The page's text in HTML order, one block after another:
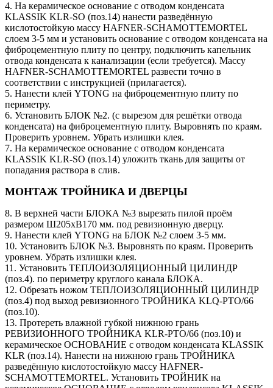
4. На керамическое основание с отводом конденсата
KLASSIK KLR-SO (поз.14) нанести разведённую
кислотостойкую массу HAFNER-SCHAMOTTEMORTEL
слоем 3-5 мм и установить основание с отводом конденсата на
фиброцементную плиту по центру, подключить капельник
отвода конденсата к канализации (если требуется). Массу
HAFNER-SCHAMOTTEMORTEL развести точно в
соответствии с инструкцией (прилагается).
5. Нанести клей YTONG на фиброцементную плиту по
периметру.
6. Установить БЛОК №2. (с вырезом для решётки отвода
конденсата) на фиброцементную плиту. Выровнять по краям.
Проверить уровнем. Убрать излишки клея.
7. На керамическое основание с отводом конденсата
KLASSIK KLR-SO (поз.14) уложить ткань для защиты от
попадания раствора в слив.
МОНТАЖ ТРОЙНИКА И ДВЕРЦЫ
8. В верхней части БЛОКА №3 вырезать пилой проём
размером Ш205хВ170 мм. под ревизионную дверцу.
9. Нанести клей YTONG на БЛОК №2 слоем 3-5 мм.
10. Установить БЛОК №3. Выровнять по краям. Проверить
уровнем. Убрать излишки клея.
11. Установить ТЕПЛОИЗОЛЯЦИОННЫЙ ЦИЛИНДР
(поз.4). по периметру круглого канала БЛОКА.
12. Обрезать ножом ТЕПЛОИЗОЛЯЦИОННЫЙ ЦИЛИНДР
(поз.4) под выход ревизионного ТРОЙНИКА KLQ-PTO/66
(поз.10).
13. Протереть влажной губкой нижнюю грань
РЕВИЗИОННОГО ТРОЙНИКА KLR-PTO/66 (поз.10) и
керамическое ОСНОВАНИЕ с отводом конденсата KLASSIK
KLR (поз.14). Нанести на нижнюю грань ТРОЙНИКА
разведённую кислотостойкую массу HAFNER-
SCHAMOTTEMORTEL. Установить ТРОЙНИК на